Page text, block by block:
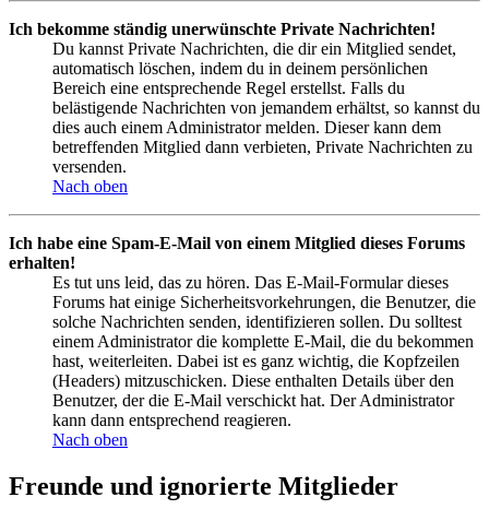
Ich bekomme ständig unerwünschte Private Nachrichten!
Du kannst Private Nachrichten, die dir ein Mitglied sendet,
automatisch löschen, indem du in deinem persönlichen
Bereich eine entsprechende Regel erstellst. Falls du
belästigende Nachrichten von jemandem erhältst, so kannst du
dies auch einem Administrator melden. Dieser kann dem
betreffenden Mitglied dann verbieten, Private Nachrichten zu
versenden.
Nach oben
Ich habe eine Spam-E-Mail von einem Mitglied dieses Forums
erhalten!
Es tut uns leid, das zu hören. Das E-Mail-Formular dieses
Forums hat einige Sicherheitsvorkehrungen, die Benutzer, die
solche Nachrichten senden, identifizieren sollen. Du solltest
einem Administrator die komplette E-Mail, die du bekommen
hast, weiterleiten. Dabei ist es ganz wichtig, die Kopfzeilen
(Headers) mitzuschicken. Diese enthalten Details über den
Benutzer, der die E-Mail verschickt hat. Der Administrator
kann dann entsprechend reagieren.
Nach oben
Freunde und ignorierte Mitglieder